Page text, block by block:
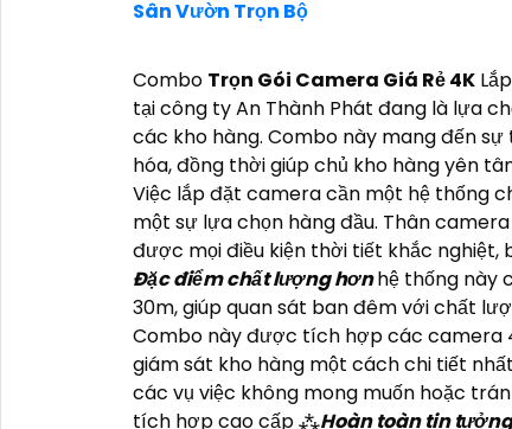
Sân Vườn Trọn Bộ
Combo Trọn Gói Camera Giá Rẻ 4K
tại công ty An Thành Phát đang là lựa
các kho hàng. Combo này mang đến
hóa, đồng thời giúp chủ kho hàng yên
Việc lắp đặt camera cần một hệ thống
một sự lựa chọn hàng đầu. Thân
được mọi điều kiện thời tiết khắc nghiệt,
Đặc điểm chất lượng hơnhệ thống này
30m, giúp quan sát ban đêm với chất
Combo này được tích hợp các camera
giám sát kho hàng một cách chi tiết
các vụ việc không mong muốn hoặc
tích hợp cao cấp ⁂Hoàn toàn tin tưởng